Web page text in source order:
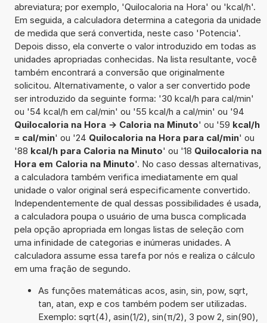
abreviatura; por exemplo, 'Quilocaloria na Hora' ou 'kcal/h'.
Em seguida, a calculadora determina a categoria da unidade
de medida que será convertida, neste caso 'Potencia'.
Depois disso, ela converte o valor introduzido em todas as
unidades apropriadas conhecidas. Na lista resultante, você
também encontrará a conversão que originalmente
solicitou. Alternativamente, o valor a ser convertido pode
ser introduzido da seguinte forma: '30 kcal/h para cal/min'
ou '54 kcal/h em cal/min' ou '55 kcal/h a cal/min' ou '94
Quilocaloria na Hora -> Caloria na Minuto' ou '59 kcal/h
= cal/min' ou '24 Quilocaloria na Hora para cal/min' ou
'88 kcal/h para Caloria na Minuto' ou '18 Quilocaloria na
Hora em Caloria na Minuto'. No caso dessas alternativas,
a calculadora também verifica imediatamente em qual
unidade o valor original será especificamente convertido.
Independentemente de qual dessas possibilidades é usada,
a calculadora poupa o usuário de uma busca complicada
pela opção apropriada em longas listas de seleção com
uma infinidade de categorias e inúmeras unidades. A
calculadora assume essa tarefa por nós e realiza o cálculo
em uma fração de segundo.
As funções matemáticas acos, asin, sin, pow, sqrt,
tan, atan, exp e cos também podem ser utilizadas.
Exemplo: sqrt(4), asin(1/2), sin(π/2), 3 pow 2, sin(90),